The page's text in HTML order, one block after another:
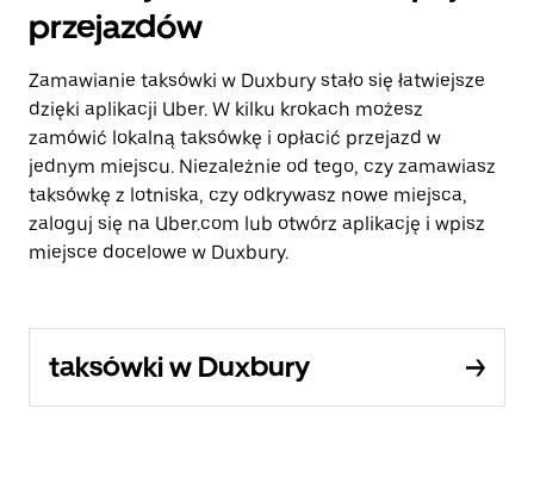
przejazdów
Zamawianie taksówki w Duxbury stało się łatwiejsze
dzięki aplikacji Uber. W kilku krokach możesz
zamówić lokalną taksówkę i opłacić przejazd w
jednym miejscu. Niezależnie od tego, czy zamawiasz
taksówkę z lotniska, czy odkrywasz nowe miejsca,
zaloguj się na Uber.com lub otwórz aplikację i wpisz
miejsce docelowe w Duxbury.
taksówki w Duxbury